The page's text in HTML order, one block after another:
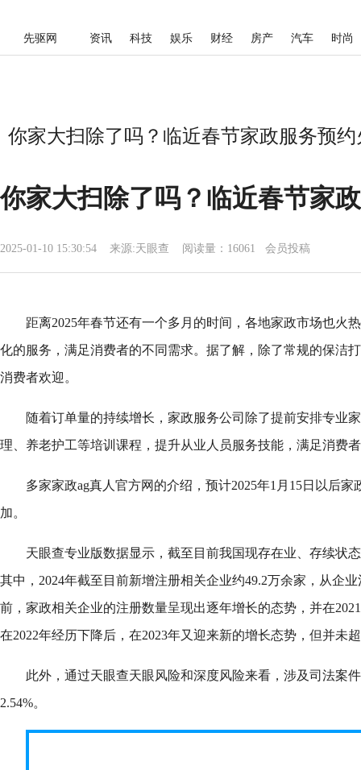
先驱网 资讯 科技 娱乐 财经 房产 汽车 时尚
你家大扫除了吗？临近春节家政服务预
你家大扫除了吗？临近春节家
2025-01-10 15:30:54 来源:天眼查 阅读量：16061 会员投稿
距离2025年春节还有一个多月的时间，各地家政市场也火
化的服务，满足消费者的不同需求。据了解，除了常规的保洁
消费者欢迎。
随着订单量的持续增长，家政服务公司除了提前安排专业
理、养老护工等培训课程，提升从业人员服务技能，满足消费
多家家政ag真人官方网的介绍，预计2025年1月15日以后
加。
天眼查专业版数据显示，截至目前我国现存在业、存续状
其中，2024年截至目前新增注册相关企业约49.2万余家，从企
前，家政相关企业的注册数量呈现出逐年增长的态势，并在
在2022年经历下降后，在2023年又迎来新的增长态势，但并未
此外，通过天眼查天眼风险和深度风险来看，涉及司法案
2.54%。